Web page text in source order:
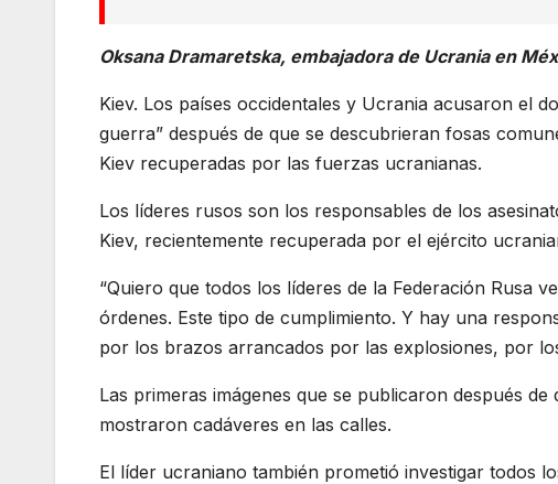
Oksana Dramaretska, embajadora de Ucrania en
Kiev. Los países occidentales y Ucrania acusaron el
guerra” después de que se descubrieran fosas
Kiev recuperadas por las fuerzas ucranianas.
Los líderes rusos son los responsables de los
Kiev, recientemente recuperada por el ejército
“Quiero que todos los líderes de la Federación Rusa
órdenes. Este tipo de cumplimiento. Y hay una
por los brazos arrancados por las explosiones, por
Las primeras imágenes que se publicaron después
mostraron cadáveres en las calles.
El líder ucraniano también prometió investigar todos